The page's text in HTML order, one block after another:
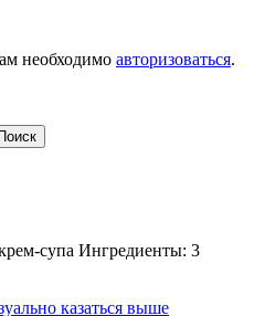
необходимо авторизоваться.
супа Ингредиенты: 3
казаться выше